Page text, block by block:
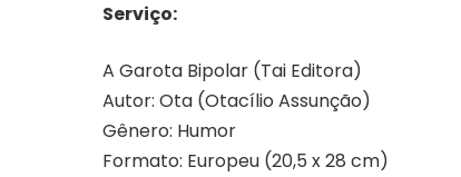
Serviço:
A Garota Bipolar (Tai Editora)
Autor: Ota (Otacílio Assunção)
Gênero: Humor
Formato: Europeu (20,5 x 28 cm)